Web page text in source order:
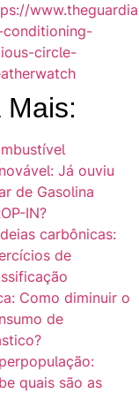
conditioning-
circle-
Mais:
Já ouviu
de Gasolina
IN?
carbônicas:
de
Como diminuir o
de
quais são as